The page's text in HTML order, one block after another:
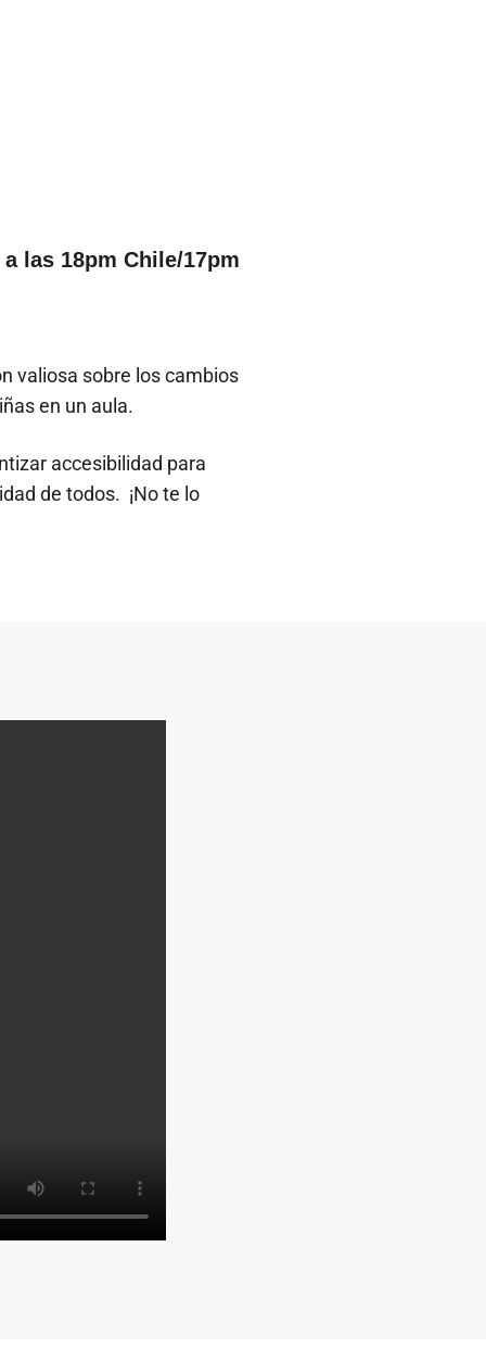
las 18pm Chile/17pm
valiosa sobre los cambios
en un aula.
accesibilidad para
de todos. ¡No te lo